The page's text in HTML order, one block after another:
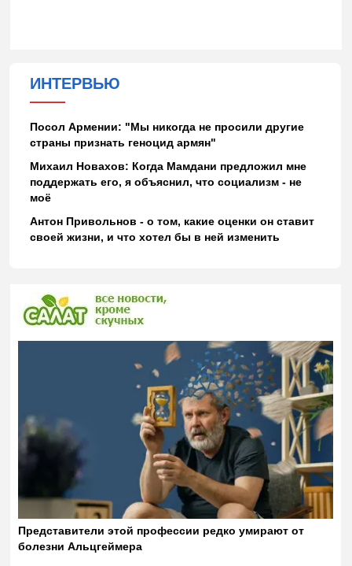
ИНТЕРВЬЮ
Посол Армении: "Мы никогда не просили другие
страны признать геноцид армян"
Михаил Новахов: Когда Мамдани предложил мне
поддержать его, я объяснил, что социализм - не
моё
Антон Привольнов - о том, какие оценки он ставит
своей жизни, и что хотел бы в ней изменить